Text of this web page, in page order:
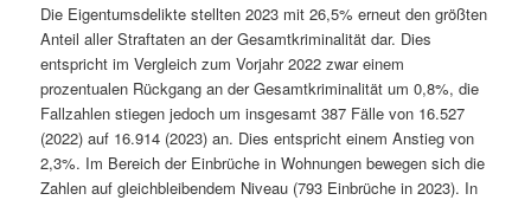
Die Eigentumsdelikte stellten 2023 mit 26,5% erneut den größten
Anteil aller Straftaten an der Gesamtkriminalität dar. Dies
entspricht im Vergleich zum Vorjahr 2022 zwar einem
prozentualen Rückgang an der Gesamtkriminalität um 0,8%, die
Fallzahlen stiegen jedoch um insgesamt 387 Fälle von 16.527
(2022) auf 16.914 (2023) an. Dies entspricht einem Anstieg von
2,3%. Im Bereich der Einbrüche in Wohnungen bewegen sich die
Zahlen auf gleichbleibendem Niveau (793 Einbrüche in 2023). In